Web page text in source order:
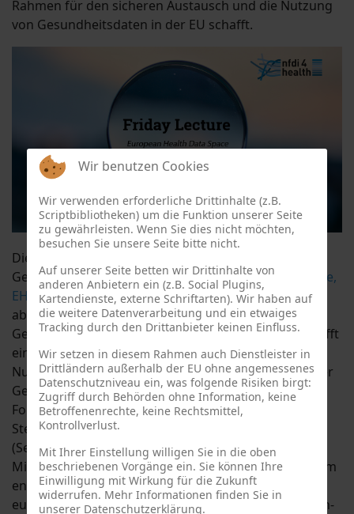
Rahmen für den sicheren Austausch und die Nutzung
von Gesundheitsdaten in der EU schafft.
Die Verordnung über den Europäischen
Gesundheitsdatenraum (European Health Data Space,
EHDS) ist eine europäische Verordnung, die darauf
abzielt, den Austausch und die Nutzung von
Gesundheitsdaten in Europa zu verbessern. Sie schafft
einen rechtlichen Rahmen für die Bereitstellung und
Nutzung von elektronischen Gesundheitsdaten in der
Gesundheitsversorgung (Primärnutzung) sowie für
Forschung, Innovation, Politikgestaltung und die
Steuerung der Gesundheitsversorgung
(Sekundärnutzung) – sowohl innerhalb der EU-
Mitgliedstaaten als auch grenzüberschreitend. Zudem
enthält die Verordnung Vorgaben für einen
europäischen Governance-Rahmen für Digital-Health-
Wir benutzen Cookies
Wir verwenden erforderliche Drittinhalte (z.B.
Scriptbibliotheken) um die Funktion unserer Seite
zu gewährleisten. Wenn Sie dies nicht möchten,
besuchen Sie unsere Seite bitte nicht.
Auf unserer Seite betten wir Drittinhalte von
anderen Anbietern ein (z.B. Social Plugins,
Kartendienste, externe Schriftarten). Wir haben auf
die weitere Datenverarbeitung und ein etwaiges
Tracking durch den Drittanbieter keinen Einfluss.
Wir setzen in diesem Rahmen auch Dienstleister in
Drittländern außerhalb der EU ohne angemessenes
Datenschutzniveau ein, was folgende Risiken birgt:
Zugriff durch Behörden ohne Information, keine
Betroffenenrechte, keine Rechtsmittel,
Kontrollverlust.
Mit Ihrer Einstellung willigen Sie in die oben
beschriebenen Vorgänge ein. Sie können Ihre
Einwilligung mit Wirkung für die Zukunft
widerrufen. Mehr Informationen finden Sie in
unserer Datenschutzerklärung.